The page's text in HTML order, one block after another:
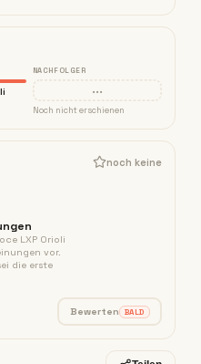
Regen und Alltag! Praxistest der MV
NACHFOLGER
···
Noch nicht erschienen
noch keine
LXP Orioli
vor.
die erste
Bewerten BALD